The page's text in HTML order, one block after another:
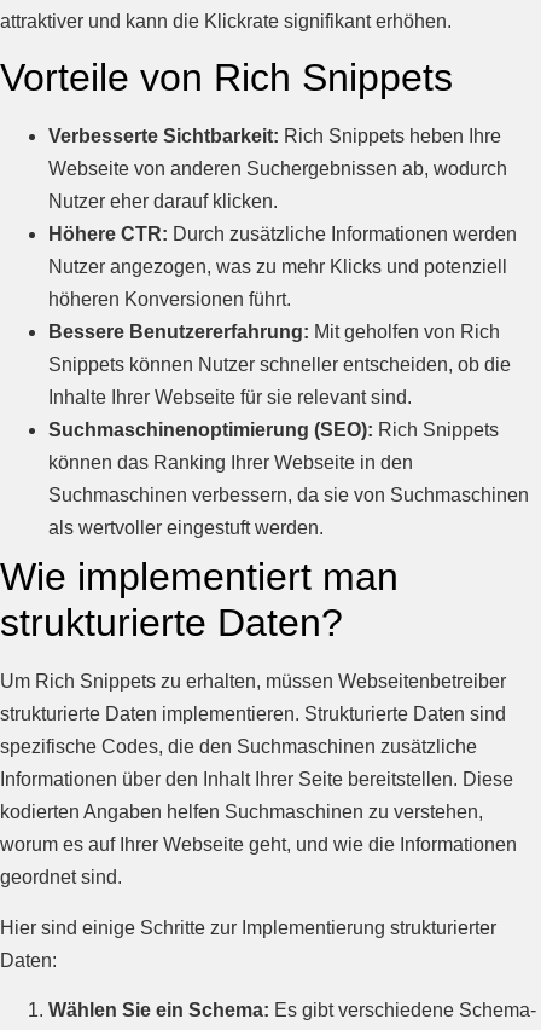
attraktiver und kann die Klickrate signifikant erhöhen.
Vorteile von Rich Snippets
Verbesserte Sichtbarkeit: Rich Snippets heben Ihre
Webseite von anderen Suchergebnissen ab, wodurch
Nutzer eher darauf klicken.
Höhere CTR: Durch zusätzliche Informationen werden
Nutzer angezogen, was zu mehr Klicks und potenziell
höheren Konversionen führt.
Bessere Benutzererfahrung: Mit geholfen von Rich
Snippets können Nutzer schneller entscheiden, ob die
Inhalte Ihrer Webseite für sie relevant sind.
Suchmaschinenoptimierung (SEO): Rich Snippets
können das Ranking Ihrer Webseite in den
Suchmaschinen verbessern, da sie von Suchmaschinen
als wertvoller eingestuft werden.
Wie implementiert man
strukturierte Daten?
Um Rich Snippets zu erhalten, müssen Webseitenbetreiber
strukturierte Daten implementieren. Strukturierte Daten sind
spezifische Codes, die den Suchmaschinen zusätzliche
Informationen über den Inhalt Ihrer Seite bereitstellen. Diese
kodierten Angaben helfen Suchmaschinen zu verstehen,
worum es auf Ihrer Webseite geht, und wie die Informationen
geordnet sind.
Hier sind einige Schritte zur Implementierung strukturierter
Daten:
Wählen Sie ein Schema: Es gibt verschiedene Schema-